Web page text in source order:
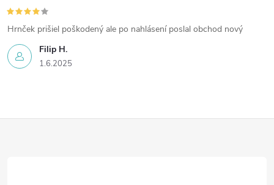
Filip H.
1.6.2025
Hrnček prišiel poškodený ale po nahlásení poslal obchod nový